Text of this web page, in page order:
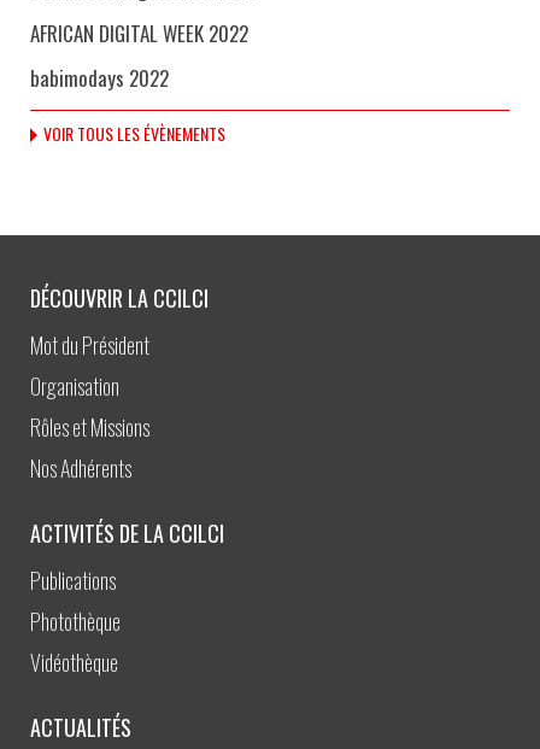
AFRICAN DIGITAL WEEK 2022
babimodays 2022
VOIR TOUS LES ÉVÈNEMENTS
DÉCOUVRIR LA CCILCI
Mot du Président
Organisation
Rôles et Missions
Nos Adhérents
ACTIVITÉS DE LA CCILCI
Publications
Photothèque
Vidéothèque
ACTUALITÉS